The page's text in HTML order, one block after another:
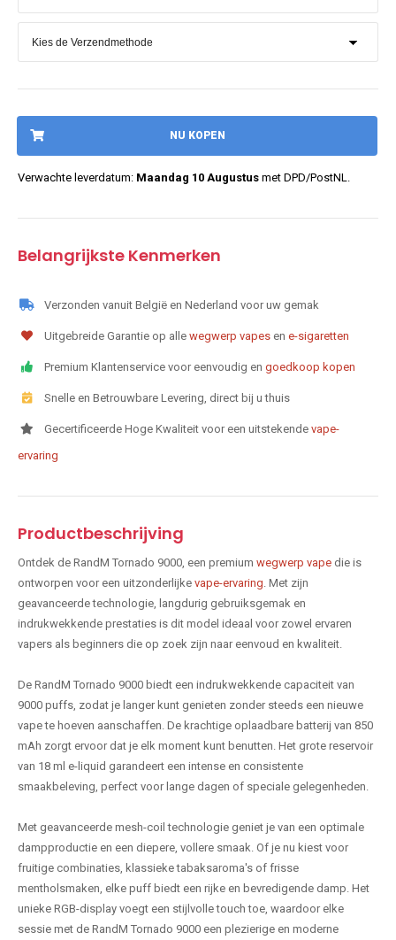
NU KOPEN
Verwachte leverdatum: Maandag 10 Augustus met DPD/PostNL.
Belangrijkste Kenmerken
Verzonden vanuit België en Nederland voor uw gemak
Uitgebreide Garantie op alle wegwerp vapes en e-sigaretten
Premium Klantenservice voor eenvoudig en goedkoop kopen
Snelle en Betrouwbare Levering, direct bij u thuis
Gecertificeerde Hoge Kwaliteit voor een uitstekende vape-
ervaring
Productbeschrijving
Ontdek de RandM Tornado 9000, een premium wegwerp vape die is
ontworpen voor een uitzonderlijke vape-ervaring . Met zijn
geavanceerde technologie, langdurig gebruiksgemak en
indrukwekkende prestaties is dit model ideaal voor zowel ervaren
vapers als beginners die op zoek zijn naar eenvoud en kwaliteit.
De RandM Tornado 9000 biedt een indrukwekkende capaciteit van
9000 puffs, zodat je langer kunt genieten zonder steeds een nieuwe
vape te hoeven aanschaffen. De krachtige oplaadbare batterij van 850
mAh zorgt ervoor dat je elk moment kunt benutten. Het grote reservoir
van 18 ml e-liquid garandeert een intense en consistente
smaakbeleving, perfect voor lange dagen of speciale gelegenheden.
Met geavanceerde mesh-coil technologie geniet je van een optimale
dampproductie en een diepere, vollere smaak. Of je nu kiest voor
fruitige combinaties, klassieke tabaksaroma's of frisse
mentholsmaken, elke puff biedt een rijke en bevredigende damp. Het
unieke RGB-display voegt een stijlvolle touch toe, waardoor elke
sessie met de RandM Tornado 9000 een plezierige en moderne